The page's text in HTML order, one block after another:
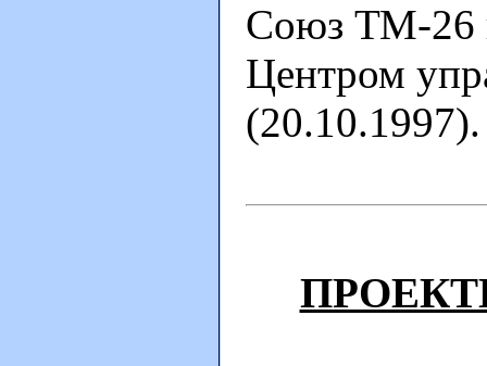
Союз ТМ-26
Центром
(20.10.1997).